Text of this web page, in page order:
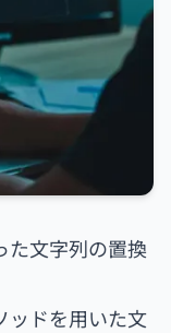
た文字列の置換
ドを用いた文